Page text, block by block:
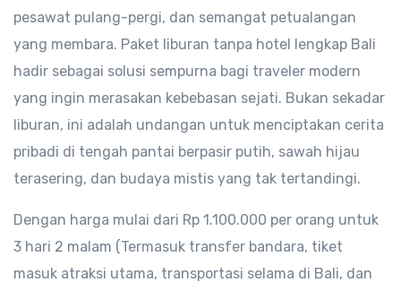
pesawat pulang-pergi, dan semangat petualangan
yang membara. Paket liburan tanpa hotel lengkap Bali
hadir sebagai solusi sempurna bagi traveler modern
yang ingin merasakan kebebasan sejati. Bukan sekadar
liburan, ini adalah undangan untuk menciptakan cerita
pribadi di tengah pantai berpasir putih, sawah hijau
terasering, dan budaya mistis yang tak tertandingi.
Dengan harga mulai dari Rp 1.100.000 per orang untuk
3 hari 2 malam (Termasuk transfer bandara, tiket
masuk atraksi utama, transportasi selama di Bali, dan